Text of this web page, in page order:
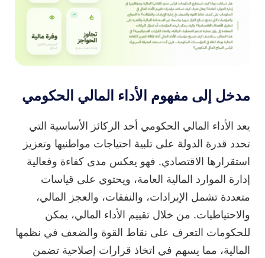
مدخل إلى مفهوم الأداء المالي الحكومي
يعد الأداء المالي الحكومي أحد الركائز الأساسية التي
تحدد قدرة الدولة على تلبية احتياجات مواطنيها وتعزيز
استقرارها الاقتصادي. فهو يعكس مدى كفاءة وفعالية
إدارة الموارد المالية العامة، ويحتوي على قياسات
متعددة تشمل الإيرادات، والنفقات، والعجز المالي،
والاحتياطيات. من خلال تقييم الأداء المالي، يمكن
للحكومات التعرف على نقاط القوة والضعف في نظمها
المالية، مما يسهم في اتخاذ قرارات إصلاحية تضمن